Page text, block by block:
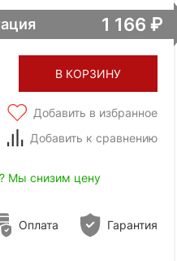
1 166
В КОРЗИНУ
Добавить в избранное
Добавить к сравнению
Мы снизим цену
Оплата Гарантия